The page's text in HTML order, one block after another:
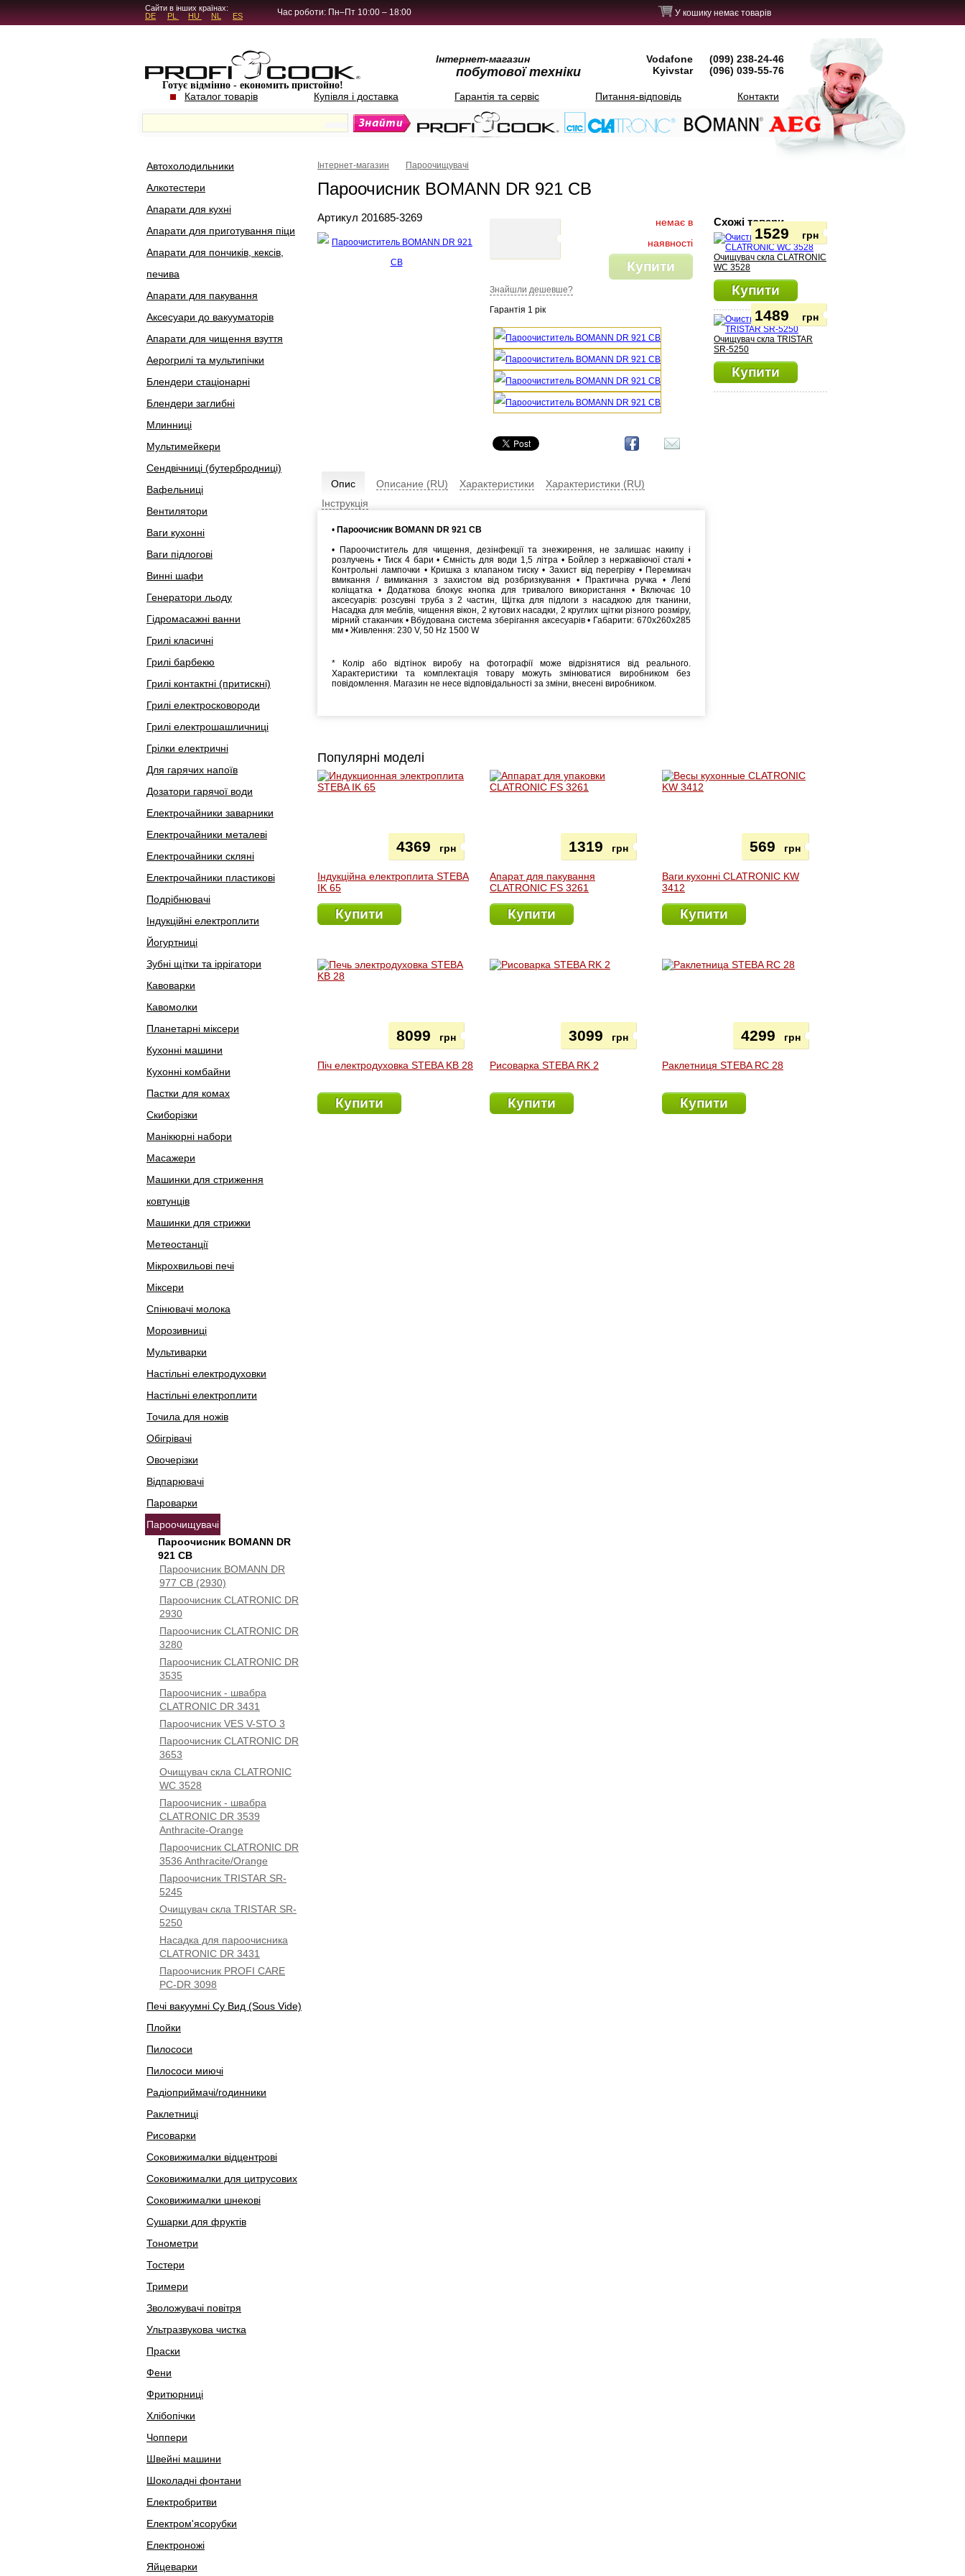
Сайти в інших країнах:
DE
PL HU NL ES Час роботи: Пн–Пт 10:00 – 18:00 У кошику немає товарів
Готує відмінно - економить пристойно!
Інтернет-магазин
побутової техніки
Vodafone
(099) 238-24-46
Kyivstar
(096) 039-55-76
Каталог товарів Купівля і доставка Гарантія та сервіс Питання-відповідь Контакти
Автохолодильники
Алкотестери
Апарати для кухні
Апарати для приготування піци
Апарати для пончиків, кексів,
печива
Апарати для пакування
Аксесуари до вакууматорів
Апарати для чищення взуття
Аерогрилі та мультипічки
Блендери стаціонарні
Блендери заглибні
Млинниці
Мультимейкери
Сендвічниці (бутербродниці)
Вафельниці
Вентилятори
Ваги кухонні
Ваги підлогові
Винні шафи
Генератори льоду
Гідромасажні ванни
Грилі класичні
Грилі барбекю
Грилі контактні (притискні)
Грилі електросковороди
Грилі електрошашличниці
Грілки електричні
Для гарячих напоїв
Дозатори гарячої води
Електрочайники заварники
Електрочайники металеві
Електрочайники скляні
Електрочайники пластикові
Подрібнювачі
Індукційні електроплити
Йогуртниці
Зубні щітки та іррігатори
Кавоварки
Кавомолки
Планетарні міксери
Кухонні машини
Кухонні комбайни
Пастки для комах
Скиборізки
Манікюрні набори
Масажери
Машинки для стриження
ковтунців
Машинки для стрижки
Метеостанції
Мікрохвильові печі
Міксери
Спінювачі молока
Морозивниці
Мультиварки
Настільні електродуховки
Настільні електроплити
Точила для ножів
Обігрівачі
Овочерізки
Відпарювачі
Пароварки
Пароочищувачі
Пароочисник BOMANN DR
921 CB
Пароочисник BOMANN DR
977 CB (2930)
Пароочисник CLATRONIC DR
2930
Пароочисник CLATRONIC DR
3280
Пароочисник CLATRONIC DR
3535
Пароочисник - швабра
CLATRONIC DR 3431
Пароочисник VES V-STO 3
Пароочисник CLATRONIC DR
3653
Очищувач скла CLATRONIC
WC 3528
Пароочисник - швабра
CLATRONIC DR 3539
Anthracite-Orange
Пароочисник CLATRONIC DR
3536 Anthracite/Orange
Пароочисник TRISTAR SR-
5245
Очищувач скла TRISTAR SR-
5250
Насадка для пароочисника
CLATRONIC DR 3431
Пароочисник PROFI CARE
PC-DR 3098
Печі вакуумні Су Вид (Sous Vide)
Плойки
Пилососи
Пилососи миючі
Радіоприймачі/годинники
Раклетниці
Рисоварки
Соковижималки відцентрові
Соковижималки для цитрусових
Соковижималки шнекові
Сушарки для фруктів
Тонометри
Тостери
Тримери
Зволожувачі повітря
Ультразвукова чистка
Праски
Фени
Фритюрниці
Хлібопічки
Чоппери
Швейні машини
Шоколадні фонтани
Електробритви
Електром'ясорубки
Електроножі
Яйцеварки
Інтернет-магазин Пароочищувачі
Пароочисник BOMANN DR 921 CB
Артикул 201685-3269
немає в
наявності
Купити
Знайшли дешевше?
Гарантія 1 рік
Опис Описание (RU) Характеристики
Характеристики (RU)
Інструкція
• Пароочисник BOMANN DR 921 CB
• Пароочиститель для чищення, дезінфекції та знежирення, не залишає накипу і
розлучень • Тиск 4 бари • Ємність для води 1,5 літра • Бойлер з нержавіючої сталі •
Контрольні лампочки • Кришка з клапаном тиску • Захист від перегріву • Перемикач
вмикання / вимикання з захистом від розбризкування • Практична ручка • Легкі
коліщатка • Додаткова блокує кнопка для тривалого використання • Включає 10
аксесуарів: розсувні труба з 2 частин, Щітка для підлоги з насадкою для тканини,
Насадка для меблів, чищення вікон, 2 кутових насадки, 2 круглих щітки різного розміру,
мірний стаканчик • Вбудована система зберігання аксесуарів • Габарити: 670x260x285
мм • Живлення: 230 V, 50 Hz 1500 W
* Колір або відтінок виробу на фотографії може відрізнятися від реального.
Характеристики та комплектація товару можуть змінюватися виробником без
повідомлення. Магазин не несе відповідальності за зміни, внесені виробником.
Схожі товари
Очищувач скла CLATRONIC
WC 3528
1529 грн
Купити
Очищувач скла TRISTAR
SR-5250
1489 грн
Купити
Популярні моделі
Індукційна електроплита STEBA
IK 65
4369 грн
Купити
Апарат для пакування
CLATRONIC FS 3261
1319 грн
Купити
Ваги кухонні CLATRONIC KW
3412
569 грн
Купити
Піч електродуховка STEBA KB 28
8099 грн
Купити
Рисоварка STEBA RK 2
3099 грн
Купити
Раклетниця STEBA RC 28
4299 грн
Купити